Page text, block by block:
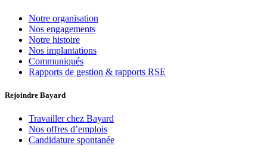
Notre organisation
Nos engagements
Notre histoire
Nos implantations
Communiqués
Rapports de gestion & rapports RSE
Rejoindre Bayard
Travailler chez Bayard
Nos offres d’emplois
Candidature spontanée